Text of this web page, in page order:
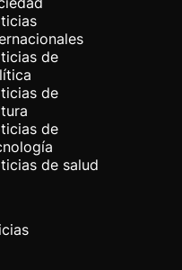
de
de
de
de salud